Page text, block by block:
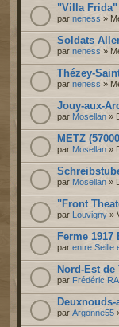
"Villa Frida"
par neness »
Soldats
par neness »
Thézey-
par neness »
Jouy-aux-
par Mosellan »
METZ
par Mosellan »
par Mosellan »
"Front
par Louvigny »
Ferme 1917
par entre Seille
Nord-Est de
par Frédéric
Deuxnouds-
par Argonne55